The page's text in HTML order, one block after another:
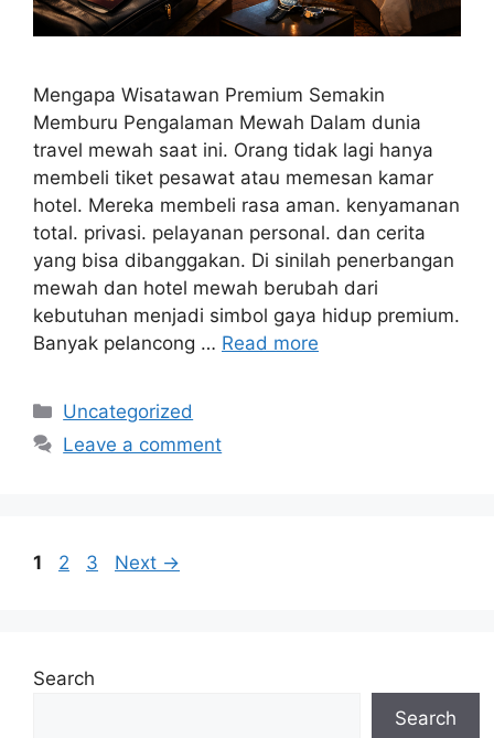
Mengapa Wisatawan Premium Semakin
Memburu Pengalaman Mewah Dalam dunia
travel mewah saat ini. Orang tidak lagi hanya
membeli tiket pesawat atau memesan kamar
hotel. Mereka membeli rasa aman. kenyamanan
total. privasi. pelayanan personal. dan cerita
yang bisa dibanggakan. Di sinilah penerbangan
mewah dan hotel mewah berubah dari
kebutuhan menjadi simbol gaya hidup premium.
Banyak pelancong … Read more
Categories
Uncategorized
Leave a comment
Page
1 Page
2 Page
3 Next →
Search
Search